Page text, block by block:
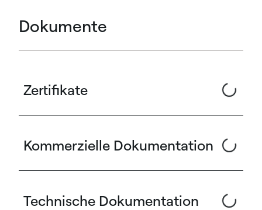
Dokumente
Zertifikate
Kommerzielle Dokumentation
Technische Dokumentation